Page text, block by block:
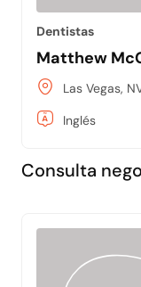
Dentistas
Matthew
Las Vegas,
Inglés
Consulta